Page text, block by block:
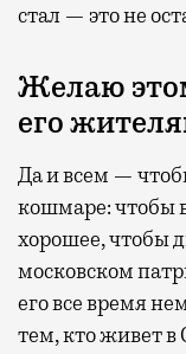
стал — это не
Желаю
его
Да и всем —
кошмаре: чтобы
хорошее, чтобы
московском
его все время
тем, кто живет в